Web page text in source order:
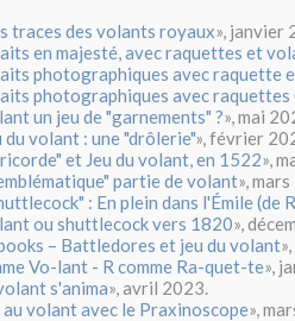
traces des volants royaux», janvier
en majesté, avec raquettes et
photographiques avec raquette
photographiques avec raquettes
un jeu de "garnements" ?», mai
du volant : une "drôlerie"», février
et Jeu du volant, en 1522»,
partie de volant»,
: En plein dans l'Émile (de
ou shuttlecock vers 1820»,
– Battledores et jeu du volant
Vo-lant - R comme Ra-quet-te»,
s'anima», avril 2023.
au volant avec le Praxinoscope»,